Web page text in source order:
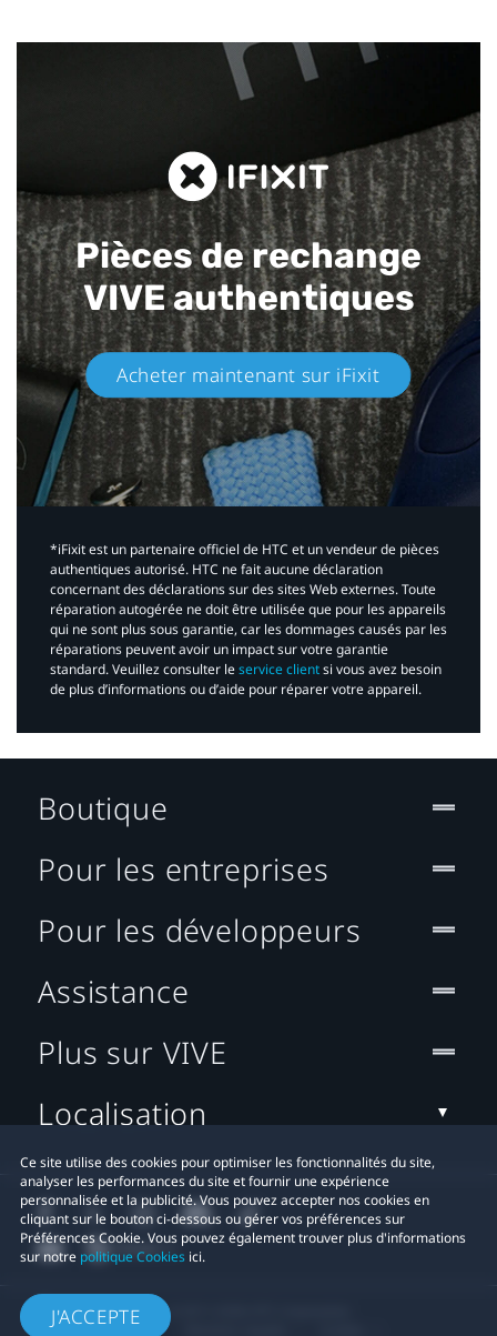
Pièces de rechange
VIVE authentiques​
Acheter maintenant sur iFixit​
*iFixit est un partenaire officiel de HTC et un vendeur de pièces
authentiques autorisé. HTC ne fait aucune déclaration
concernant des déclarations sur des sites Web externes. Toute
réparation autogérée ne doit être utilisée que pour les appareils
qui ne sont plus sous garantie, car les dommages causés par les
réparations peuvent avoir un impact sur votre garantie
standard. Veuillez consulter leservice clientsi vous avez besoin
de plus d’informations ou d’aide pour réparer votre appareil.​
Ce site utilise des cookies pour optimiser les fonctionnalités du site,
analyser les performances du site et fournir une expérience
personnalisée et la publicité. Vous pouvez accepter nos cookies en
cliquant sur le bouton ci-dessous ou gérer vos préférences sur
Préférences Cookie. Vous pouvez également trouver plus d'informations
sur notre politique Cookies ici.
J'ACCEPTE
Boutique
Pour les entreprises
Pour les développeurs
Assistance
Plus sur VIVE
Localisation
© 2011-2026 HTC Corporation